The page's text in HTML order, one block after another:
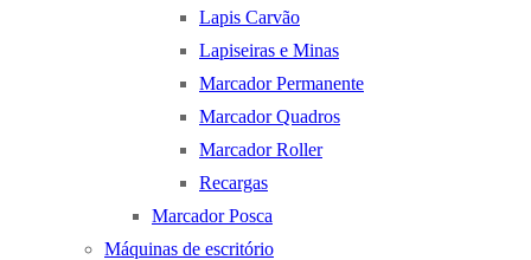
Lapis Carvão
Lapiseiras e Minas
Marcador Permanente
Marcador Quadros
Marcador Roller
Recargas
Marcador Posca
Máquinas de escritório